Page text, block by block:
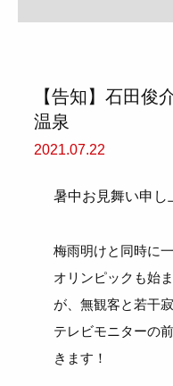
【告知】石田俊
温泉
2021.07.22
暑中お見舞い申し
梅雨明けと同時に
オリンピックも始
が、無観客と若干
テレビモニターの
きます！